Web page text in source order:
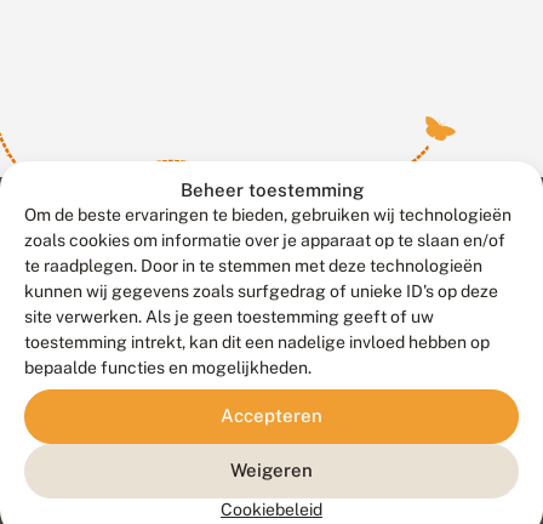
Beheer toestemming
Om de beste ervaringen te bieden, gebruiken wij technologieën
zoals cookies om informatie over je apparaat op te slaan en/of
te raadplegen. Door in te stemmen met deze technologieën
kunnen wij gegevens zoals surfgedrag of unieke ID's op deze
site verwerken. Als je geen toestemming geeft of uw
toestemming intrekt, kan dit een nadelige invloed hebben op
bepaalde functies en mogelijkheden.
Accepteren
Weigeren
Cookiebeleid
Contact
Veelgestelde vragen
Doneer
Meld waarnemingen© 2026 Vlinderstichting
Duurzaam ontwikkeld door
Go2People
, ontworpen door
Blue Field Agency
Privacy
Disclaimer
Sitemap